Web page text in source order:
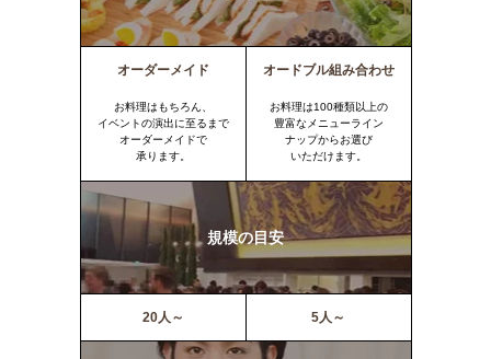
オーダーメイド
お料理はもちろん、
イベントの演出に至るまで
オーダーメイドで
承ります。
オードブル組み合わせ
お料理は100種類以上の
豊富なメニューライン
ナップからお選び
いただけます。
規模の目安
20人～ 5人～